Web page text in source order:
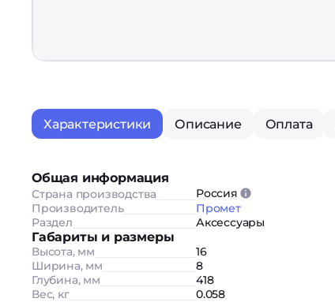
Характеристики Описание Оплата
Общая информация
Страна производства
Россия
Производитель
Промет
Раздел
Аксессуары
Габариты и размеры
Высота, мм
16
Ширина, мм
8
Глубина, мм
418
Вес, кг
0.058